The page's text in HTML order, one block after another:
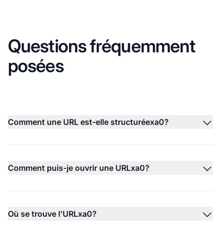
Questions fréquemment
posées
Comment une URL est-elle structuréexa0?
Comment puis-je ouvrir une URLxa0?
Où se trouve l'URLxa0?